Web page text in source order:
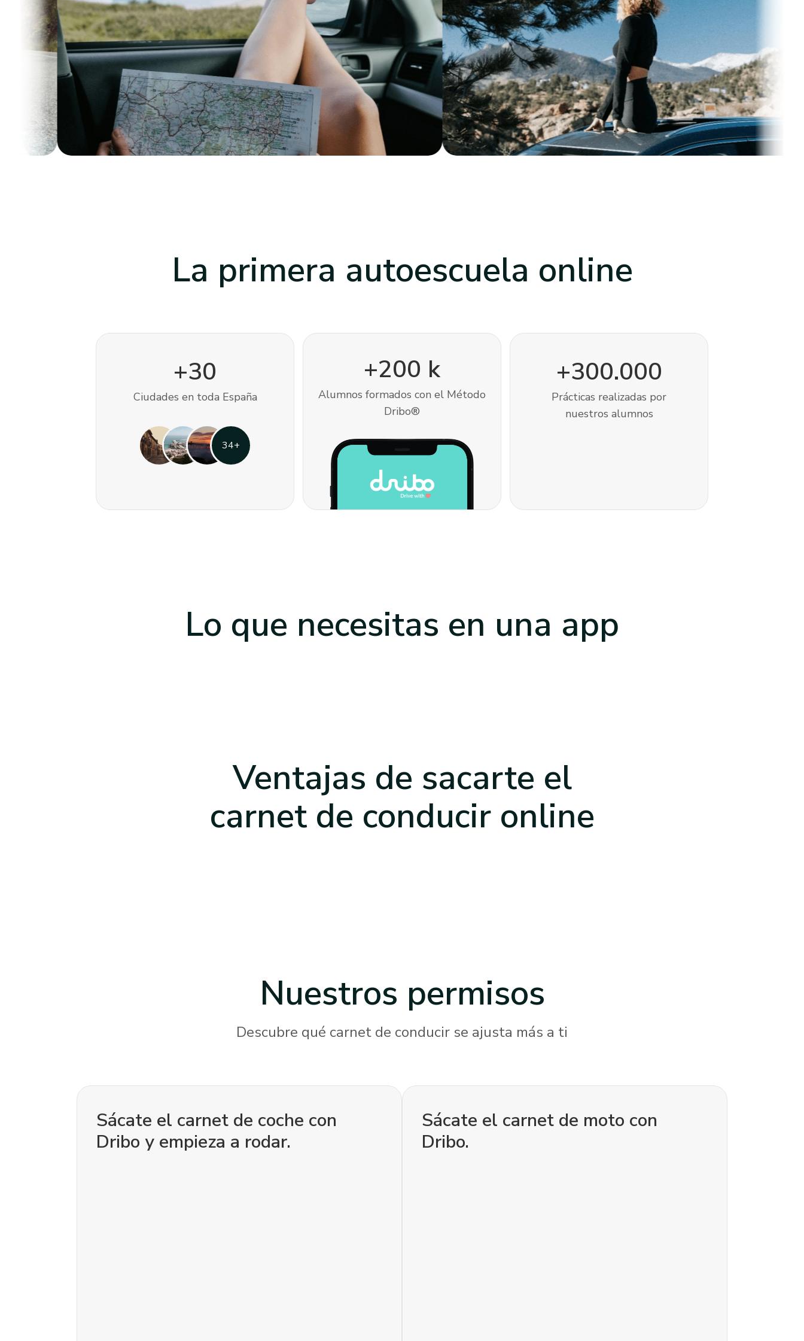
La primera autoescuela online
+30
Ciudades en toda España
34+
+200 k
Alumnos formados con el Método
Dribo®
+300.000
Prácticas realizadas por
nuestros alumnos
Lo que necesitas en una app
Ventajas de sacarte el
carnet de conducir online
Nuestros permisos
Descubre qué carnet de conducir se ajusta más a ti
Sácate el carnet de coche con
Dribo y empieza a rodar.
Sácate el carnet de moto con
Dribo.